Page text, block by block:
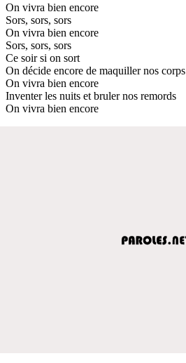
On vivra bien encore
Sors, sors, sors
On vivra bien encore
Sors, sors, sors
Ce soir si on sort
On décide encore de maquiller nos corps
On vivra bien encore
Inventer les nuits et bruler nos remords
On vivra bien encore